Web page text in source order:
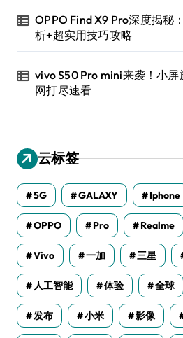
OPPO Find X9 Pro深度揭秘
析+超实用技巧攻略
vivo S50 Pro mini来袭！小屏
网打尽速看
云标签
5G GALAXY Iphone
OPPO Pro Realme
Vivo 一加 三星
人工智能 体验 全球
发布 小米 影像